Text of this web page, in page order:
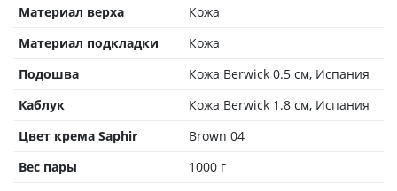
Материал верха
Кожа
Материал подкладки
Кожа
Подошва
Кожа Berwick 0.5 см, Испания
Каблук
Кожа Berwick 1.8 см, Испания
Цвет крема Saphir
Brown 04
Вес пары
1000 г